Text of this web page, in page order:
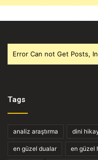
Error Can not Get Posts,
Tags
analiz araştırma dini
en güzel dualar en güzel